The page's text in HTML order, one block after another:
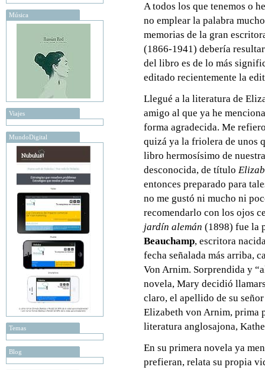
Música
Viajes
MundoDigital
Temas
Blog
A todos los que tenemos o
no emplear la palabra
memorias de la gran
(1866-1941) debería
del libro es de lo más
editado recientemente la
Llegué a la literatura de
amigo al que ya he
forma agradecida. Me
quizá ya la friolera de unos
libro hermosísimo de
desconocida, de título
entonces preparado para
no me gustó ni mucho ni
recomendarlo con los ojos
jardín alemán (1898) fue la
Beauchamp, escritora
fecha señalada más arriba,
Von Arnim. Sorprendida y
novela, Mary decidió
claro, el apellido de su
Elizabeth von Arnim, prima
literatura anglosajona,
En su primera novela ya
prefieran, relata su propia